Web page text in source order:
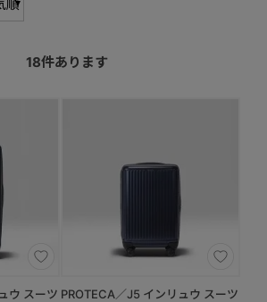
18件あります
ウ スーツ PROTECA／J5 インリュウ スーツ